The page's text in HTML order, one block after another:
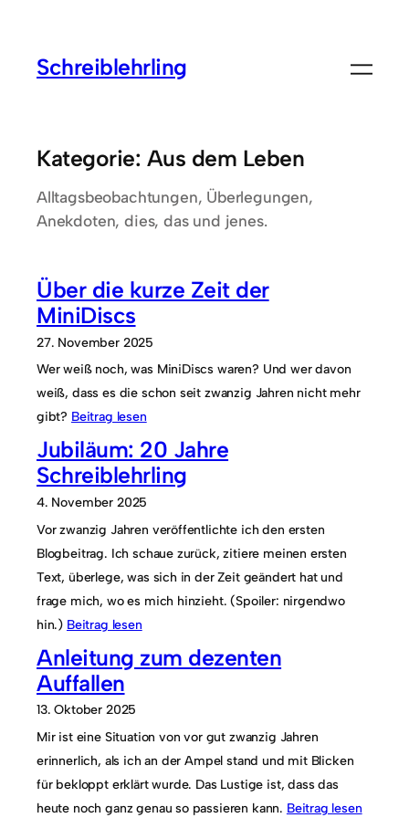
springen
Schreiblehrling
Kategorie: Aus dem Leben
Alltagsbeobachtungen, Überlegungen,
Anekdoten, dies, das und jenes.
Über die kurze Zeit der
MiniDiscs
27. November 2025
Wer weiß noch, was MiniDiscs waren? Und wer davon
weiß, dass es die schon seit zwanzig Jahren nicht mehr
gibt? Beitrag lesen
Jubiläum: 20 Jahre
Schreiblehrling
4. November 2025
Vor zwanzig Jahren veröffentlichte ich den ersten
Blogbeitrag. Ich schaue zurück, zitiere meinen ersten
Text, überlege, was sich in der Zeit geändert hat und
frage mich, wo es mich hinzieht. (Spoiler: nirgendwo
hin.) Beitrag lesen
Anleitung zum dezenten
Auffallen
13. Oktober 2025
Mir ist eine Situation von vor gut zwanzig Jahren
erinnerlich, als ich an der Ampel stand und mit Blicken
für bekloppt erklärt wurde. Das Lustige ist, dass das
heute noch ganz genau so passieren kann. Beitrag lesen